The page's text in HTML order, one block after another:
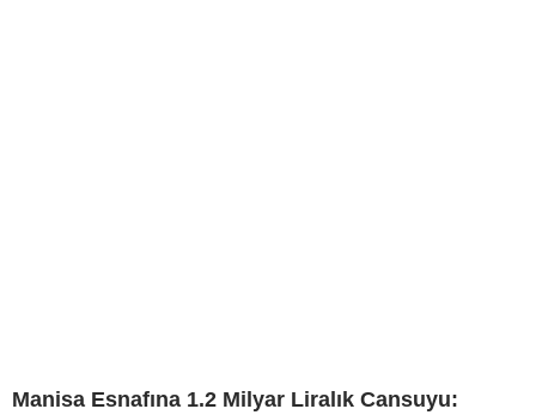
Manisa Esnafına 1.2 Milyar Liralık Cansuyu: